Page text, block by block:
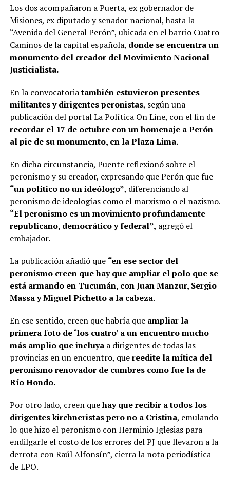
Los dos acompañaron a Puerta, ex gobernador de
Misiones, ex diputado y senador nacional, hasta la
“Avenida del General Perón”, ubicada en el barrio Cuatro
Caminos de la capital española, donde se encuentra un
monumento del creador del Movimiento Nacional
Justicialista.
En la convocatoriatambién estuvieron presentes
militantes y dirigentes peronistas, según una
publicación del portal La Política On Line, con el fin de
recordar el 17 de octubre con un homenaje a Perón
al pie de su monumento, en la Plaza Lima.
En dicha circunstancia, Puente reflexionó sobre el
peronismo y su creador, expresando que Perón que fue
“un político no un ideólogo”, diferenciando al
peronismo de ideologías como el marxismo o el nazismo.
“El peronismo es un movimiento profundamente
republicano, democrático y federal”, agregó el
embajador.
La publicación añadió que “en ese sector del
peronismo creen que hay que ampliar el polo que se
está armando en Tucumán, con Juan Manzur, Sergio
Massa y Miguel Pichetto a la cabeza.
En ese sentido, creen que habría que ampliar la
primera foto de ‘los cuatro’ a un encuentro mucho
más amplio que incluyaa dirigentes de todas las
provincias en un encuentro, quereedite la mítica del
peronismo renovador de cumbres como fue la de
Río Hondo.
Por otro lado, creen quehay que recibir a todos los
dirigentes kirchneristas pero no a Cristina, emulando
lo que hizo el peronismo con Herminio Iglesias para
endilgarle el costo de los errores del PJ que llevaron a la
derrota con Raúl Alfonsín”, cierra la nota periodística
de LPO.